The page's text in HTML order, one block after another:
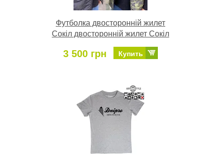
Футболка двосторонній жилет
Сокіл двосторонній жилет Сокіл
3 500 грн Купить